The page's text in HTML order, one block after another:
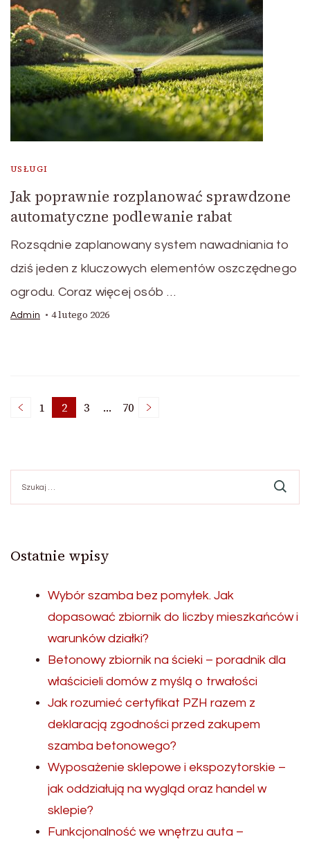
USŁUGI
Jak poprawnie rozplanować sprawdzone
automatyczne podlewanie rabat
Rozsądnie zaplanowany system nawadniania to
dziś jeden z kluczowych elementów oszczędnego
ogrodu. Coraz więcej osób …
Admin 4 lutego 2026
Stronicowanie
wpisów
Strona
1 Strona
2 Strona
3 … Strona
70
Ostatnie wpisy
Wybór szamba bez pomyłek. Jak
dopasować zbiornik do liczby mieszkańców i
warunków działki?
Betonowy zbiornik na ścieki – poradnik dla
właścicieli domów z myślą o trwałości
Jak rozumieć certyfikat PZH razem z
deklaracją zgodności przed zakupem
szamba betonowego?
Wyposażenie sklepowe i ekspozytorskie –
jak oddziałują na wygląd oraz handel w
sklepie?
Funkcjonalność we wnętrzu auta –